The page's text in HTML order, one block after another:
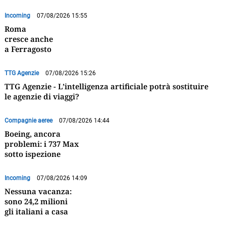
Incoming 07/08/2026 15:55
Roma
cresce anche
a Ferragosto
TTG Agenzie 07/08/2026 15:26
TTG Agenzie - L’intelligenza artificiale potrà sostituire
le agenzie di viaggi?
Compagnie aeree 07/08/2026 14:44
Boeing, ancora
problemi: i 737 Max
sotto ispezione
Incoming 07/08/2026 14:09
Nessuna vacanza:
sono 24,2 milioni
gli italiani a casa